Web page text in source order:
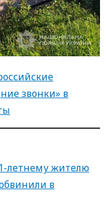
звонки» в
летнему жителю
в